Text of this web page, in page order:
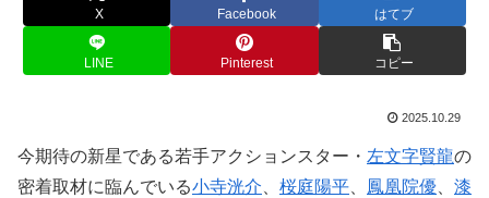
X Facebook はてブ
LINE Pinterest コピー
2025.10.29
今期待の新星である若手アクションスター・ 左文字賢龍の
密着取材に臨んでいる小寺洸介 桜庭陽平 鳳凰院優
漆